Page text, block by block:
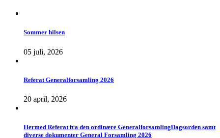
Sommer hilsen
05 juli, 2026
Referat Generalforsamling 2026
20 april, 2026
Hermed Referat fra den ordinære GeneralforsamlingDagsorden samt
diverse dokumenter General Forsamling 2026